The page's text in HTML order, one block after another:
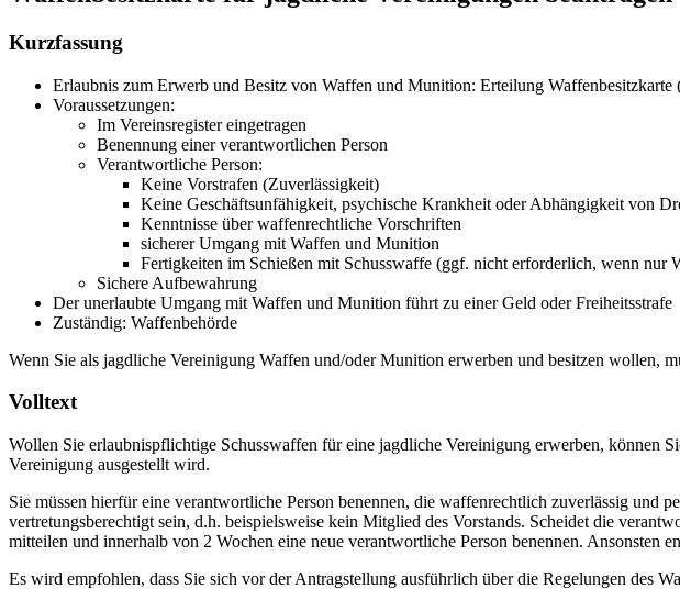
Kurzfassung
Erlaubnis zum Erwerb und Besitz von Waffen und Munition: Erteilung
Voraussetzungen:
Im Vereinsregister eingetragen
Benennung einer verantwortlichen Person
Verantwortliche Person:
Keine Vorstrafen (Zuverlässigkeit)
Keine Geschäftsunfähigkeit, psychische Krankheit oder Abhängigkeit von
Kenntnisse über waffenrechtliche Vorschriften
sicherer Umgang mit Waffen und Munition
Fertigkeiten im Schießen mit Schusswaffe (ggf. nicht erforderlich, wenn nur
Sichere Aufbewahrung
Der unerlaubte Umgang mit Waffen und Munition führt zu einer Geld oder Freiheitsstrafe
Zuständig: Waffenbehörde
Wenn Sie als jagdliche Vereinigung Waffen und/oder Munition erwerben und besitzen wollen,
Volltext
Wollen Sie erlaubnispflichtige Schusswaffen für eine jagdliche Vereinigung erwerben, können
Vereinigung ausgestellt wird.
Sie müssen hierfür eine verantwortliche Person benennen, die waffenrechtlich zuverlässig und
vertretungsberechtigt sein, d.h. beispielsweise kein Mitglied des Vorstands. Scheidet die
mitteilen und innerhalb von 2 Wochen eine neue verantwortliche Person benennen.
Es wird empfohlen, dass Sie sich vor der Antragstellung ausführlich über die Regelungen des